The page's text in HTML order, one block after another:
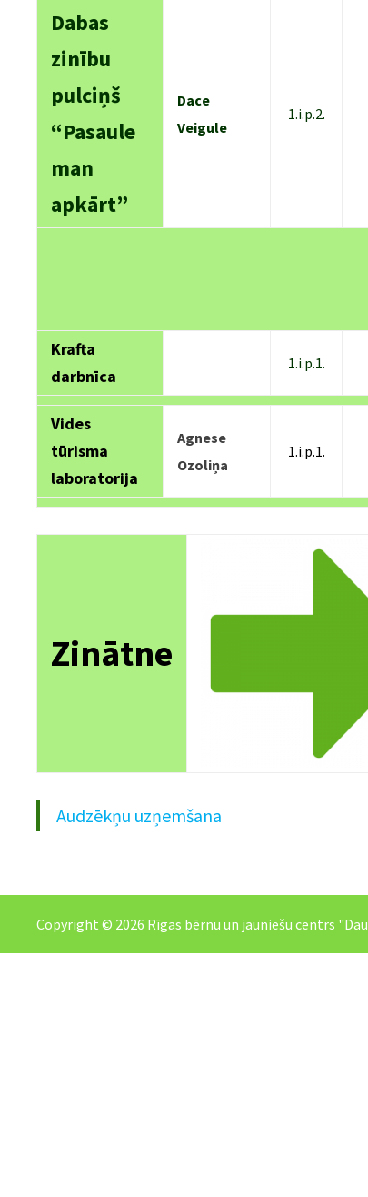
Dabas
zinību
pulciņš
“Pasaule
man
apkārt”
Dace
Veigule
1.i.p.2.
Krafta
darbnīca
1.i.p.1.
Vides
tūrisma
laboratorija
Agnese
Ozoliņa
1.i.p.1.
Zinātne
Audzēkņu uzņemšana
Copyright © 2026 Rīgas bērnu un jauniešu centrs